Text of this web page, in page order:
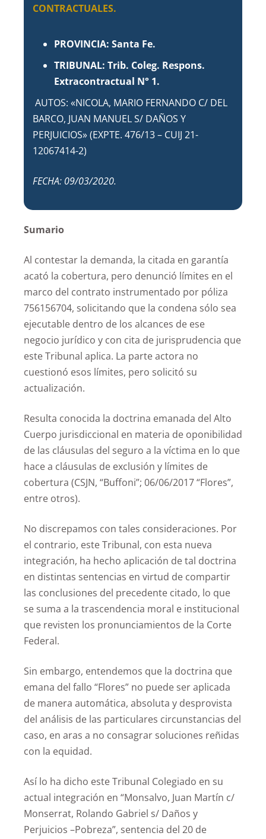
CONTRACTUALES.
PROVINCIA: Santa Fe.
TRIBUNAL: Trib. Coleg. Respons.
Extracontractual N° 1.
AUTOS: «NICOLA, MARIO FERNANDO C/ DEL
BARCO, JUAN MANUEL S/ DAÑOS Y
PERJUICIOS» (EXPTE. 476/13 – CUIJ 21-
12067414-2)
FECHA: 09/03/2020.
Sumario
Al contestar la demanda, la citada en garantía
acató la cobertura, pero denunció límites en el
marco del contrato instrumentado por póliza
756156704, solicitando que la condena sólo sea
ejecutable dentro de los alcances de ese
negocio jurídico y con cita de jurisprudencia que
este Tribunal aplica. La parte actora no
cuestionó esos límites, pero solicitó su
actualización.
Resulta conocida la doctrina emanada del Alto
Cuerpo jurisdiccional en materia de oponibilidad
de las cláusulas del seguro a la víctima en lo que
hace a cláusulas de exclusión y límites de
cobertura (CSJN, “Buffoni”; 06/06/2017 “Flores”,
entre otros).
No discrepamos con tales consideraciones. Por
el contrario, este Tribunal, con esta nueva
integración, ha hecho aplicación de tal doctrina
en distintas sentencias en virtud de compartir
las conclusiones del precedente citado, lo que
se suma a la trascendencia moral e institucional
que revisten los pronunciamientos de la Corte
Federal.
Sin embargo, entendemos que la doctrina que
emana del fallo “Flores” no puede ser aplicada
de manera automática, absoluta y desprovista
del análisis de las particulares circunstancias del
caso, en aras a no consagrar soluciones reñidas
con la equidad.
Así lo ha dicho este Tribunal Colegiado en su
actual integración en “Monsalvo, Juan Martín c/
Monserrat, Rolando Gabriel s/ Daños y
Perjuicios –Pobreza”, sentencia del 20 de